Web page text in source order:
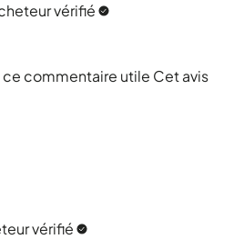
vérifié
ce commentaire utile Cet avis
vérifié